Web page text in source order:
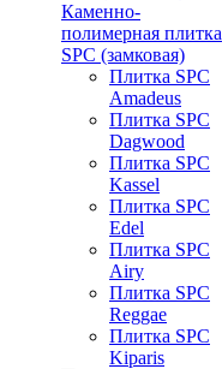
Каменно-
полимерная плитка
SPC (замковая)
Плитка SPC
Amadeus
Плитка SPC
Dagwood
Плитка SPC
Kassel
Плитка SPC
Edel
Плитка SPC
Airy
Плитка SPC
Reggae
Плитка SPC
Kiparis